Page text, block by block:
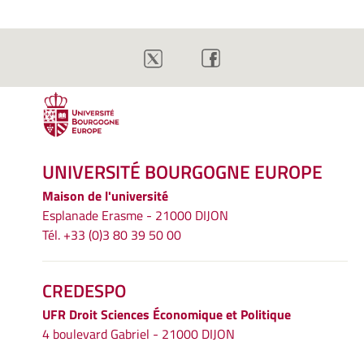
UNIVERSITÉ BOURGOGNE EUROPE
Maison de l'université
Esplanade Erasme - 21000 DIJON
Tél. +33 (0)3 80 39 50 00
CREDESPO
UFR Droit Sciences Économique et Politique
4 boulevard Gabriel - 21000 DIJON